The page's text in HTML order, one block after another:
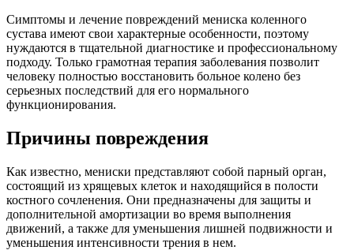
Симптомы и лечение повреждений мениска коленного
сустава имеют свои характерные особенности, поэтому
нуждаются в тщательной диагностике и профессиональному
подходу. Только грамотная терапия заболевания позволит
человеку полностью восстановить больное колено без
серьезных последствий для его нормального
функционирования.
Причины повреждения
Как известно, мениски представляют собой парный орган,
состоящий из хрящевых клеток и находящийся в полости
костного сочленения. Они предназначены для защиты и
дополнительной амортизации во время выполнения
движений, а также для уменьшения лишней подвижности и
уменьшения интенсивности трения в нем.